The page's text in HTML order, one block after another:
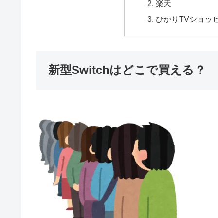
楽天
ひかりTVショッ
新型Switchはどこで買える？